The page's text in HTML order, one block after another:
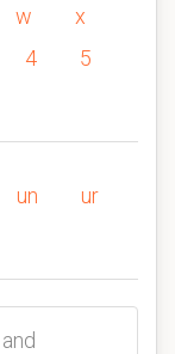
w
x
4
5
un
ur